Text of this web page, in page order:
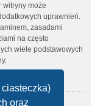
oraz
witryny może
uprawnień.
zasadami
na często
wiele podstawowych